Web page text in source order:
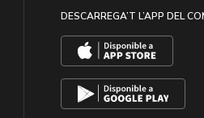
DESCARREGA’T L’APP DEL